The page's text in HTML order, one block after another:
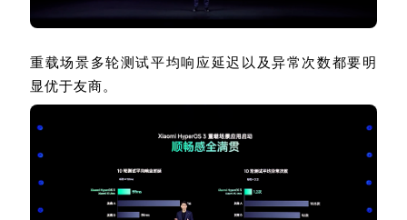
重载场景多轮测试平均响应延迟以及异常次数都要明
显优于友商。